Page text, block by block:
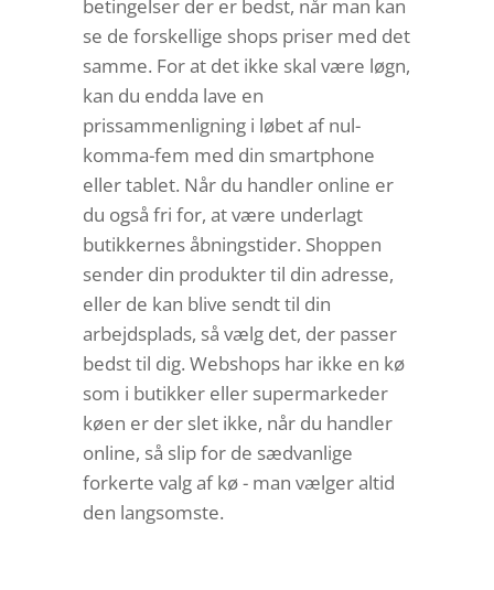
betingelser der er bedst, når man kan
se de forskellige shops priser med det
samme. For at det ikke skal være løgn,
kan du endda lave en
prissammenligning i løbet af nul-
komma-fem med din smartphone
eller tablet. Når du handler online er
du også fri for, at være underlagt
butikkernes åbningstider. Shoppen
sender din produkter til din adresse,
eller de kan blive sendt til din
arbejdsplads, så vælg det, der passer
bedst til dig. Webshops har ikke en kø
som i butikker eller supermarkeder
køen er der slet ikke, når du handler
online, så slip for de sædvanlige
forkerte valg af kø - man vælger altid
den langsomste.